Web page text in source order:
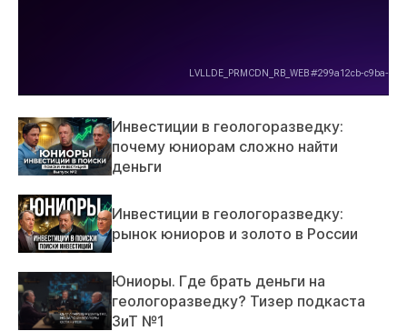
Инвестиции в геологоразведку:
почему юниорам сложно найти
деньги
Инвестиции в геологоразведку:
рынок юниоров и золото в России
Юниоры. Где брать деньги на
геологоразведку? Тизер подкаста
ЗиТ №1